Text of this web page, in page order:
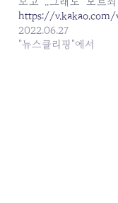
https://v.kakao.com/
2022.06.27
"뉴스클리핑"에서